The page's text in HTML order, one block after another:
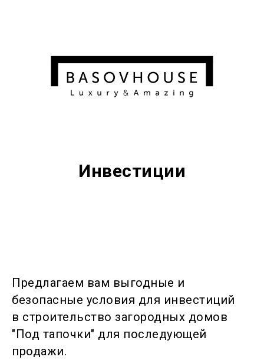
Инвестиции
Предлагаем вам выгодные и
безопасные условия для инвестиций
в строительство загородных домов
"Под тапочки" для последующей
продажи.